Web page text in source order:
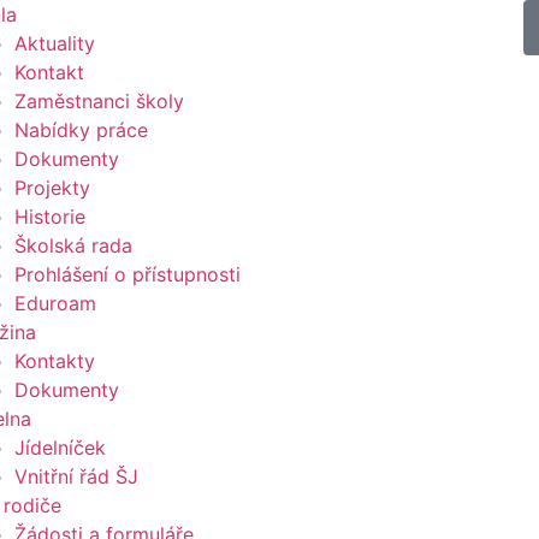
Aktuality
Kontakt
Zaměstnanci školy
Nabídky práce
Dokumenty
Projekty
Historie
Školská rada
Prohlášení o přístupnosti
Eduroam
Kontakty
Dokumenty
Jídelníček
Vnitřní řád ŠJ
rodiče
Žádosti a formuláře